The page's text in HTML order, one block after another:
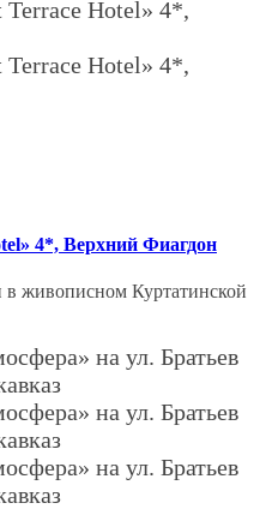
4*, Верхний Фиагдон
в живописном Куртатинской